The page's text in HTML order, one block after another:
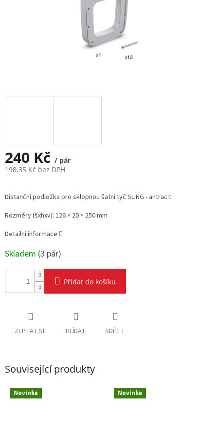
240 Kč / pár
198,35 Kč bez DPH
cena:
Distanční podložka pro sklopnou šatní tyč SLING - antracit.
Rozměry (šxhxv): 126 × 20 × 250 mm
Detailní informace
Skladem (3 pár)
Přidat do košíku
ZEPTAT SE HLÍDAT SDÍLET
Související produkty
Novinka Novinka